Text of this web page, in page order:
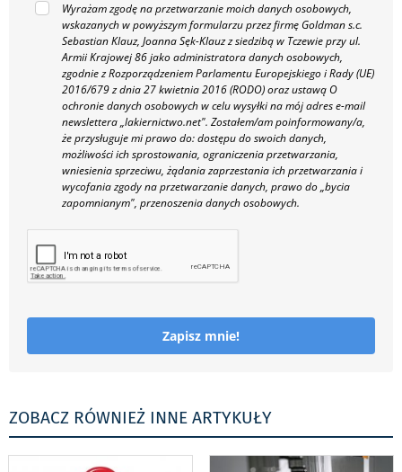
Wyrażam zgodę na przetwarzanie moich danych osobowych,
wskazanych w powyższym formularzu przez firmę Goldman s.c.
Sebastian Klauz, Joanna Sęk-Klauz z siedzibą w Tczewie przy ul.
Armii Krajowej 86 jako administratora danych osobowych,
zgodnie z Rozporządzeniem Parlamentu Europejskiego i Rady (UE)
2016/679 z dnia 27 kwietnia 2016 (RODO) oraz ustawą O
ochronie danych osobowych w celu wysyłki na mój adres e-mail
newslettera „lakiernictwo.net". Zostałem/am poinformowany/a,
że przysługuje mi prawo do: dostępu do swoich danych,
możliwości ich sprostowania, ograniczenia przetwarzania,
wniesienia sprzeciwu, żądania zaprzestania ich przetwarzania i
wycofania zgody na przetwarzanie danych, prawo do „bycia
zapomnianym", przenoszenia danych osobowych.
Zapisz mnie!
ZOBACZ RÓWNIEŻ INNE ARTYKUŁY